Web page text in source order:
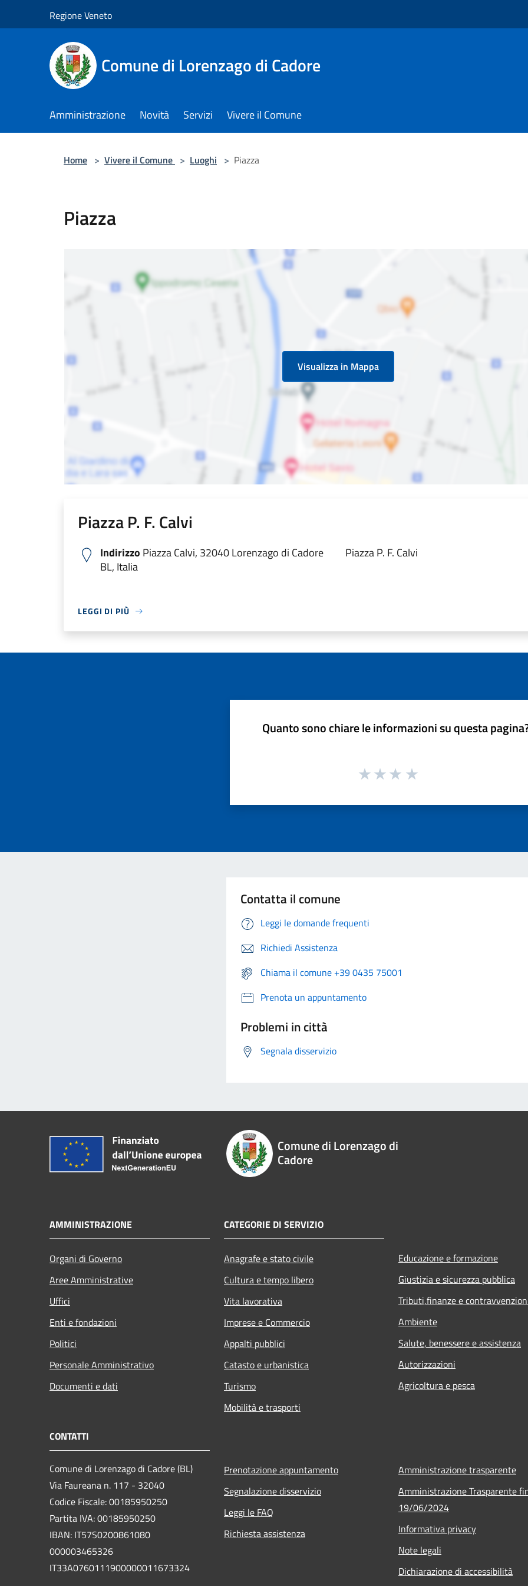
Regione Veneto
Comune di Lorenzago di Cadore
Amministrazione Novità Servizi Vivere il Comune
Home > Vivere il Comune > Luoghi > Piazza
Piazza
Visualizza in Mappa
Piazza P. F. Calvi
Indirizzo Piazza Calvi, 32040 Lorenzago di Cadore
BL, Italia
Piazza P. F. Calvi
LEGGI DI PIÙ
Quanto sono chiare le informazioni su questa
Contatta il comune
Leggi le domande frequenti
Richiedi Assistenza
Chiama il comune +39 0435 75001
Prenota un appuntamento
Problemi in città
Segnala disservizio
Comune di Lorenzago di
Cadore
AMMINISTRAZIONE
Organi di Governo
Aree Amministrative
Uffici
Enti e fondazioni
Politici
Personale Amministrativo
Documenti e dati
CATEGORIE DI SERVIZIO
Anagrafe e stato civile
Cultura e tempo libero
Vita lavorativa
Imprese e Commercio
Appalti pubblici
Catasto e urbanistica
Turismo
Mobilità e trasporti
Educazione e formazione
Giustizia e sicurezza pubblica
Tributi,finanze e
Ambiente
Salute, benessere e assistenza
Autorizzazioni
Agricoltura e pesca
CONTATTI
Comune di Lorenzago di Cadore (BL)
Via Faureana n. 117 - 32040
Codice Fiscale: 00185950250
Partita IVA: 00185950250
IBAN: IT57S0200861080
000003465326
IT33A0760111900000011673324
Prenotazione appuntamento
Segnalazione disservizio
Leggi le FAQ
Richiesta assistenza
Amministrazione trasparente
Amministrazione Trasparente
19/06/2024
Informativa privacy
Note legali
Dichiarazione di accessibilità